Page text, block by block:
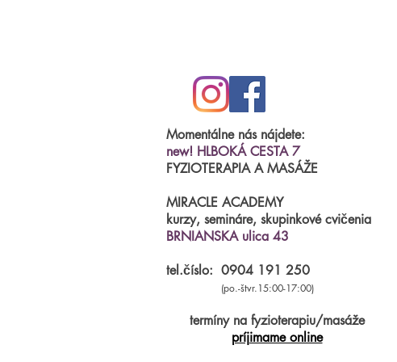
Momentálne nás nájdete:
new! HLBOKÁ CESTA 7
FYZIOTERAPIA A MASÁŽE
MIRACLE ACADEMY
kurzy, semináre, skupinkové cvičenia
BRNIANSKA ulica 43
tel.číslo: 0904 191 250
(po.-štvr.15:00-17:00)
termíny na fyzioterapiu/masáže
príjimame online